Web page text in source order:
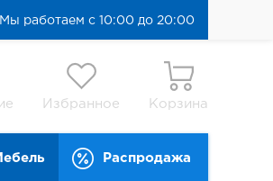
Мы работаем с 10:00 до 20:00
Избранное Корзина
Распродажа